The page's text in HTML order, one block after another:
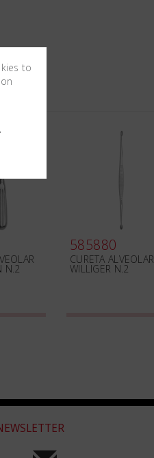
N.2
585880
CURETA ALVEOLAR
WILLIGER N.2
to